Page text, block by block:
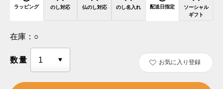
ラッピング のし対応 仏のし対応 のし名入れ 配送日指定
ソーシャル
ギフト
在庫： ○
数量 お気に入り登録